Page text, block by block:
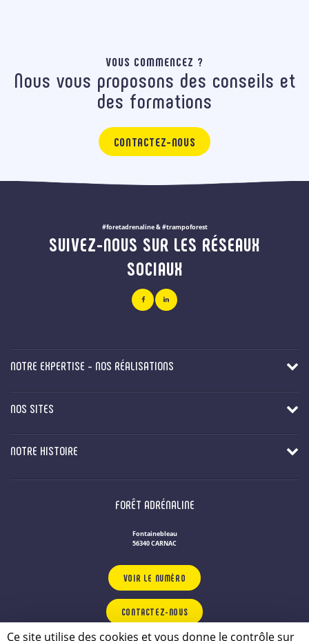
VOUS COMMENCEZ ?
Nous vous proposons des conseils et
des formations
CONTACTEZ-NOUS
#foretadrenaline & #trampoforest
SUIVEZ-NOUS SUR LES RÉSEAUX
SOCIAUX
NOTRE EXPERTISE - NOS RÉALISATIONS
NOS SITES
NOTRE HISTOIRE
FORÊT ADRÉNALINE
Fontainebleau
56340 CARNAC
VOIR LE NUMÉRO
CONTACTEZ-NOUS
Ce site utilise des cookies et vous donne le contrôle sur